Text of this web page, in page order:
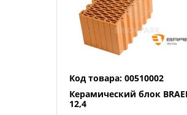
Код товара: 00510002
Керамический блок
12,4